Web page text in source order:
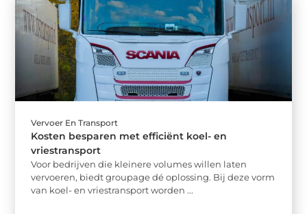
Vervoer En Transport
Kosten besparen met efficiënt koel- en
vriestransport
Voor bedrijven die kleinere volumes willen laten
vervoeren, biedt groupage dé oplossing. Bij deze vorm
van koel- en vriestransport worden ...